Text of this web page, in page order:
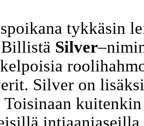
tykkäsin
Billistä Silver
Silver on
Toisinaan